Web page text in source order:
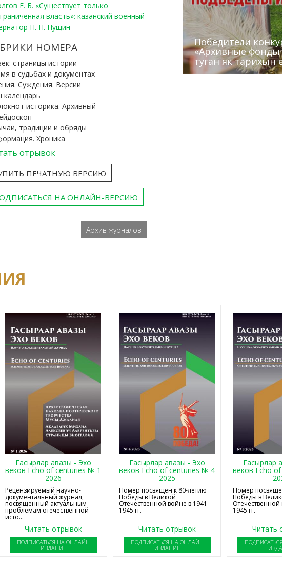
Е. Б. «Существует только
власть»: казанский военный
П. П. Пущин
НОМЕРА
страницы истории
в судьбах и документах
Суждения. Версии
календарь
историка. Архивный
традиции и обряды
Хроника
отрывок
ПЕЧАТНУЮ ВЕРСИЮ
НА ОНЛАЙН-ВЕРСИЮ
Архив журналов
Победители
«Архивные фонды
туган як тарихын
Архивисты
Госархива
Сотрудники
Эхо веков»
(КХТИ)
«Мир архивов
Гасырлар авазы - Эхо
веков Echo of centuries № 1
2026
Рецензируемый научно-
документальный журнал,
посвященный актуальным
проблемам отечественной
исто...
Читать отрывок
ПОДПИСАТЬСЯ НА ОНЛАЙН
ИЗДАНИЕ
Гасырлар авазы - Эхо
веков Echo of centuries № 4
2025
Номер посвящен к 80-летию
Победы в Великой
Отечественной войне в 1941-
1945 гг.
Читать отрывок
ПОДПИСАТЬСЯ НА ОНЛАЙН
ИЗДАНИЕ
Гасырлар
веков Echo
Номер
Победы в
1945 гг.
Читать